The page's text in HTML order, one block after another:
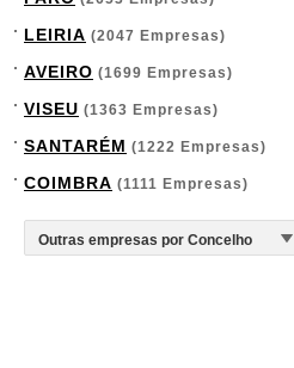
LEIRIA (2047 Empresas)
AVEIRO (1699 Empresas)
VISEU (1363 Empresas)
SANTARÉM (1222 Empresas)
COIMBRA (1111 Empresas)